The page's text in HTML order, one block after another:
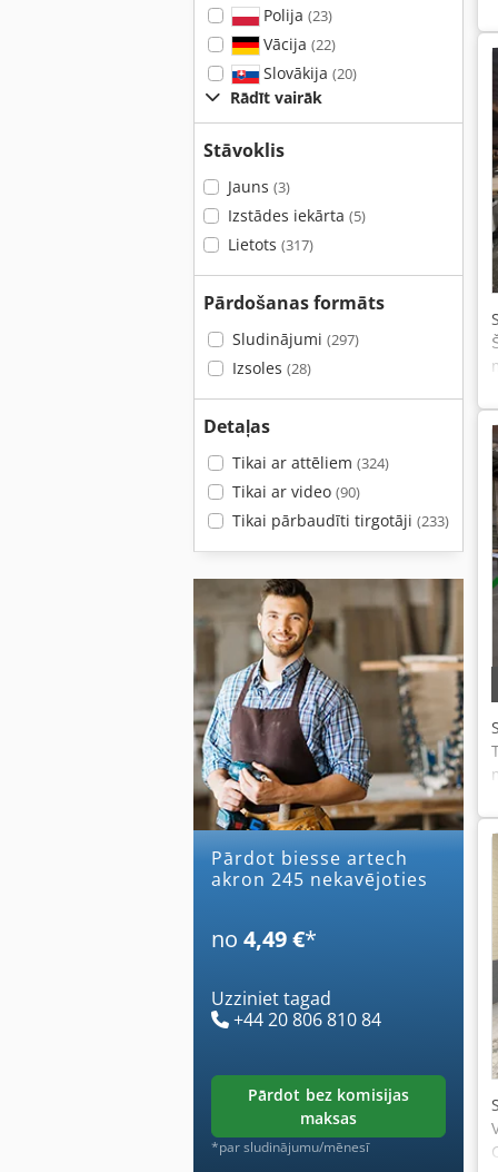
Polija (23)
Vācija (22)
Slovākija (20)
Rādīt vairāk
Stāvoklis
Jauns (3)
Izstādes iekārta (5)
Lietots (317)
Pārdošanas formāts
Sludinājumi (297)
Izsoles (28)
Detaļas
Tikai ar attēliem (324)
Tikai ar video (90)
Tikai pārbaudīti tirgotāji (233)
Pārdot biesse artech
akron 245 nekavējoties
no 4,49 €*
Uzziniet tagad
+44 20 806 810 84
pārdot bez komisijas
maksas
*par sludinājumu/mēnesī